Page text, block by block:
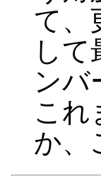
て、
し
ンバ
これ
か、